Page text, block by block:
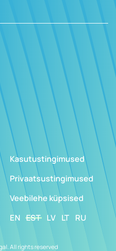
Kasutustingimused
Privaatsustingimused
Veebilehe küpsised
EN EST LV LT RU
All rights reserved